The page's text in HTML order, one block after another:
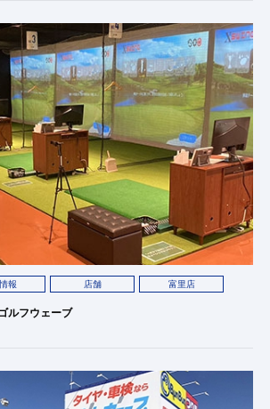
報 店舗 富里店
ルフウェーブ